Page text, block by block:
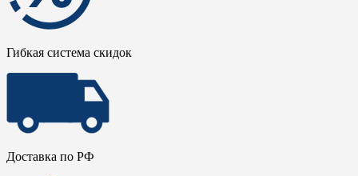
Гибкая система скидок
Доставка по РФ